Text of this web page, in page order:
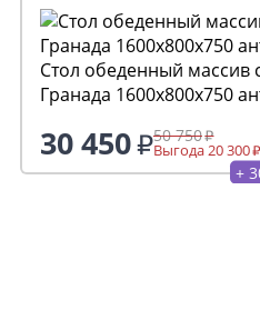
С ЭТИМ
Стол обеденный массив
Гранада 1600х800х750